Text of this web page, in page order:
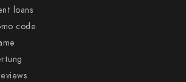
loans
code